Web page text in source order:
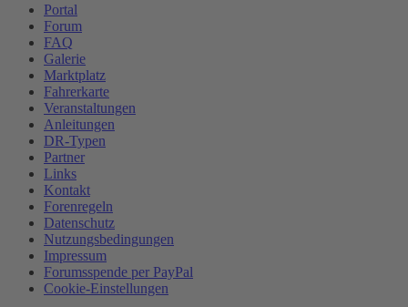
Portal
Forum
FAQ
Galerie
Marktplatz
Fahrerkarte
Veranstaltungen
Anleitungen
DR-Typen
Partner
Links
Kontakt
Forenregeln
Datenschutz
Nutzungsbedingungen
Impressum
Forumsspende per PayPal
Cookie-Einstellungen